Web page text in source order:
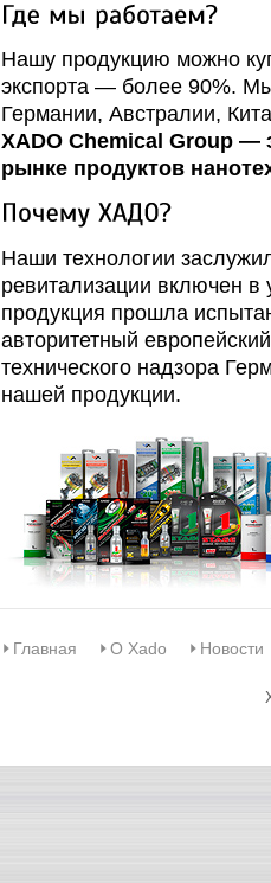
Нашу продукцию можно
экспорта — более 90%.
Германии, Австралии,
XADO Chemical Group —
рынке продуктов
Наши технологии
ревитализации включен
продукция прошла
авторитетный
технического надзора
нашей продукции.
Главная О Xado Новости